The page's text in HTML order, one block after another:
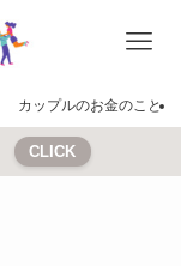
カップルのお金のこと
CLICK